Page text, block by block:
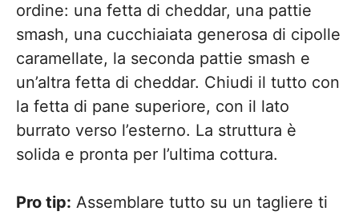
ordine: una fetta di cheddar, una pattie
smash, una cucchiaiata generosa di cipolle
caramellate, la seconda pattie smash e
un’altra fetta di cheddar. Chiudi il tutto con
la fetta di pane superiore, con il lato
burrato verso l’esterno. La struttura è
solida e pronta per l’ultima cottura.
Pro tip: Assemblare tutto su un tagliere ti